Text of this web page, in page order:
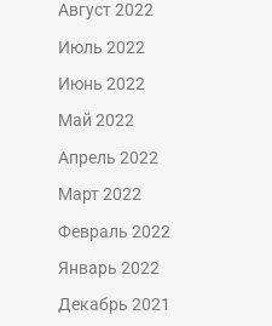
Август 2022
Июль 2022
Июнь 2022
Май 2022
Апрель 2022
Март 2022
Февраль 2022
Январь 2022
Декабрь 2021